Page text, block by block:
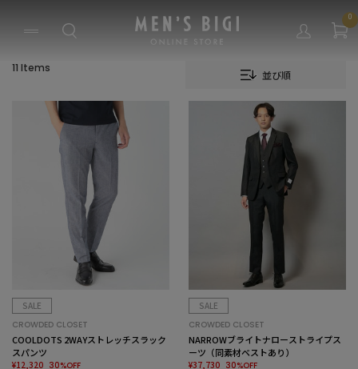
0
11 Items 並び順
SALE
CROWDED CLOSET
COOLDOTS 2WAYストレッチスラック
スパンツ
¥12,320 30%OFF
SALE
CROWDED CLOSET
NARROWブライトナローストライプス
ーツ（同素材ベストあり）
¥37,730 30%OFF